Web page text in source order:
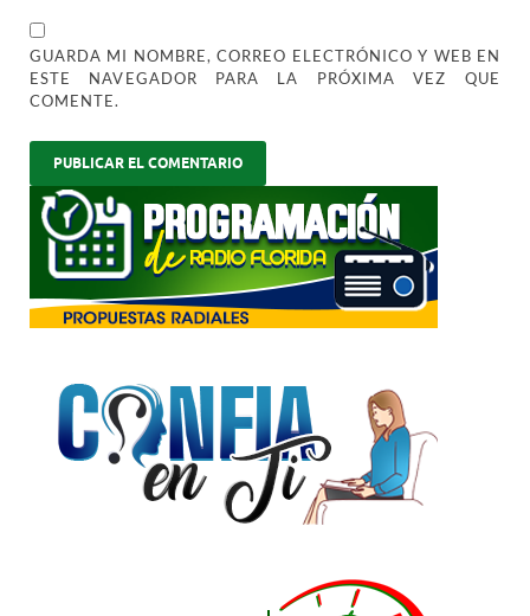
GUARDA MI NOMBRE, CORREO ELECTRÓNICO Y WEB EN
ESTE NAVEGADOR PARA LA PRÓXIMA VEZ QUE
COMENTE.